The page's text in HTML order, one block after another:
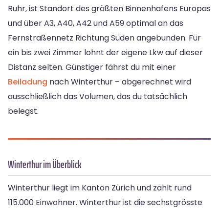
Ruhr, ist Standort des größten Binnenhafens Europas
und über A3, A40, A42 und A59 optimal an das
Fernstraßennetz Richtung Süden angebunden. Für
ein bis zwei Zimmer lohnt der eigene Lkw auf dieser
Distanz selten. Günstiger fährst du mit einer
Beiladung nach Winterthur – abgerechnet wird
ausschließlich das Volumen, das du tatsächlich
belegst.
Winterthur im Überblick
Winterthur liegt im Kanton Zürich und zählt rund
115.000 Einwohner. Winterthur ist die sechstgrösste